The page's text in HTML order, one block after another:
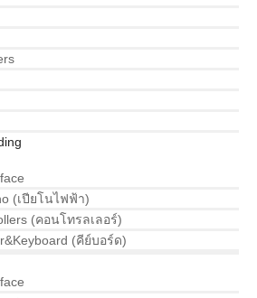
(เปียโนไฟฟ้า)
(คอนโทรลเลอร์)
(คีย์บอร์ด)